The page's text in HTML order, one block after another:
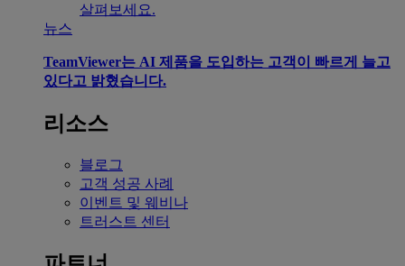
살펴보세요.
뉴스
TeamViewer는 AI 제품을 도입하는 고객이 빠르게 늘고
있다고 밝혔습니다.
리소스
블로그
고객 성공 사례
이벤트 및 웨비나
트러스트 센터